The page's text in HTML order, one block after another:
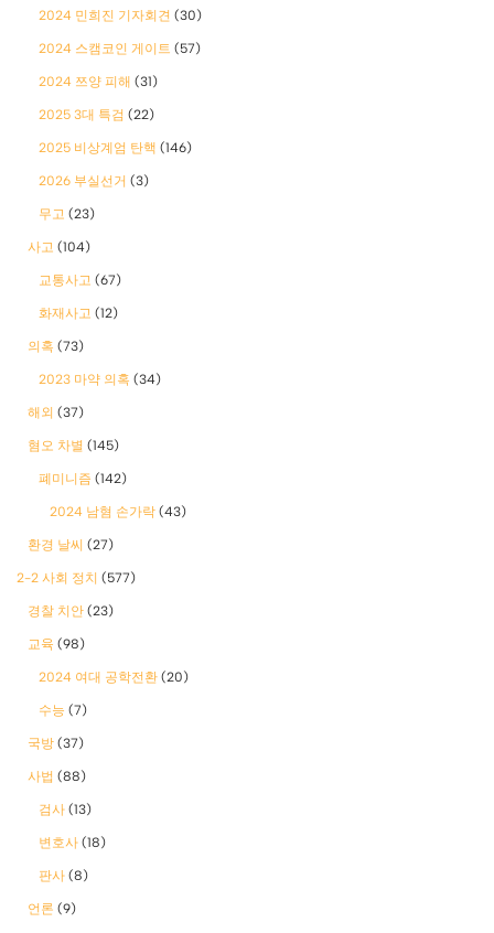
2024 민희진 기자회견 (30)
2024 스캠코인 게이트 (57)
2024 쯔양 피해 (31)
2025 3대 특검 (22)
2025 비상계엄 탄핵 (146)
2026 부실선거 (3)
무고 (23)
사고 (104)
교통사고 (67)
화재사고 (12)
의혹 (73)
2023 마약 의혹 (34)
해외 (37)
혐오 차별 (145)
폐미니즘 (142)
2024 남혐 손가락 (43)
환경 날씨 (27)
2-2 사회 정치 (577)
경찰 치안 (23)
교육 (98)
2024 여대 공학전환 (20)
수능 (7)
국방 (37)
사법 (88)
검사 (13)
변호사 (18)
판사 (8)
언론 (9)